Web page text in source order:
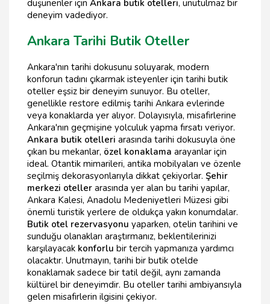
düşünenler için Ankara butik otelleri, unutulmaz bir
deneyim vadediyor.
Ankara Tarihi Butik Oteller
Ankara'nın tarihi dokusunu soluyarak, modern
konforun tadını çıkarmak isteyenler için tarihi butik
oteller eşsiz bir deneyim sunuyor. Bu oteller,
genellikle restore edilmiş tarihi Ankara evlerinde
veya konaklarda yer alıyor. Dolayısıyla, misafirlerine
Ankara'nın geçmişine yolculuk yapma fırsatı veriyor.
Ankara butik otelleri arasında tarihi dokusuyla öne
çıkan bu mekanlar, özel konaklama arayanlar için
ideal. Otantik mimarileri, antika mobilyaları ve özenle
seçilmiş dekorasyonlarıyla dikkat çekiyorlar. Şehir
merkezi oteller arasında yer alan bu tarihi yapılar,
Ankara Kalesi, Anadolu Medeniyetleri Müzesi gibi
önemli turistik yerlere de oldukça yakın konumdalar.
Butik otel rezervasyonu yaparken, otelin tarihini ve
sunduğu olanakları araştırmanız, beklentilerinizi
karşılayacak konforlu bir tercih yapmanıza yardımcı
olacaktır. Unutmayın, tarihi bir butik otelde
konaklamak sadece bir tatil değil, aynı zamanda
kültürel bir deneyimdir. Bu oteller tarihi ambiyansıyla
gelen misafirlerin ilgisini çekiyor.